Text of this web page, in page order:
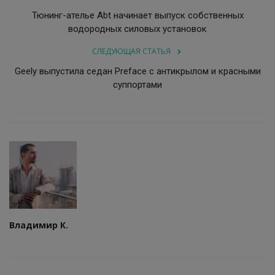
Тюнинг-ателье Abt начинает выпуск собственных
водородных силовых установок
СЛЕДУЮЩАЯ СТАТЬЯ
Geely выпустила седан Preface с антикрылом и красными
суппортами
Владимир К.